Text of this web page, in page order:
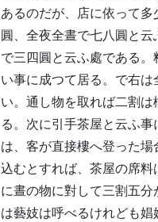
あるのだが、店に依って
圓、全夜全晝で七八圓と
で三四圓と云ふ處である
い事に成つて居る。で右
い。通し物を取れば二割
る。次に引手茶屋と云ふ
は、客が直接樓へ登った
込むとすれば、茶屋の席
に晝の物に對して三割五
は藝妓は呼べるけれども